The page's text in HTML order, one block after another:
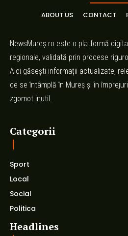
ABOUT US CONTACT
NewsMureș.ro este o platformă
regionale, validată prin procese
Aici găsești informații actualizate,
ce se întâmplă în Mureș și în
zgomot inutil.
Categorii
Sport
Local
Social
Politica
Headlines